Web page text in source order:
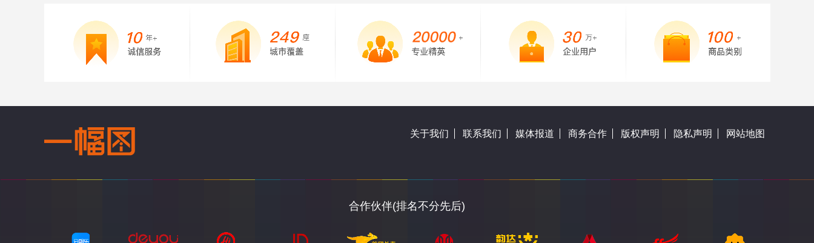
关于我们 联系我们 媒体报道 商务合作 版权声明 隐私声明 网站地图
合作伙伴(排名不分先后)